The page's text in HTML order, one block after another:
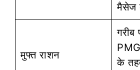
मैसेज
मुफ्त राशन
गरीब
के